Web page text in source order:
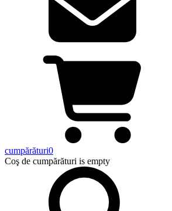
cumpărături0
Coş de cumpărături is empty